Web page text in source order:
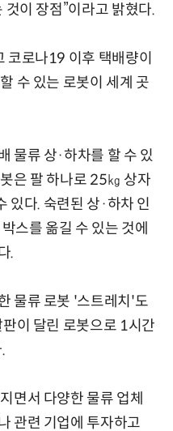
이 장점”이라고 밝혔다.
코로나19 이후 택배량이
수 있는 로봇이 세계 곳
물류 상·하차를 할 수 있
은 팔 하나로 25㎏ 상자
있다. 숙련된 상·하차 인
스를 옮길 수 있는 것에
.
물류 로봇 '스트레치'도
이 달린 로봇으로 1시간
면서 다양한 물류 업체
관련 기업에 투자하고